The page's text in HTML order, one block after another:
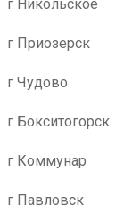
г Никольское
г Приозерск
г Чудово
г Бокситогорск
г Коммунар
г Павловск